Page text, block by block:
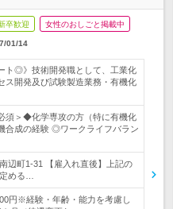
卒歓迎 女性のおしごと掲載中
01/14
ト◎》技術開発職として、工業化
ス開発及び試験製造業務・有機化
須＞◆化学専攻の方（特に有機化
合成の経験 ◎ワークライフバラン
辺町1-31 【雇入れ直後】上記の
める…
円※経験・年齢・能力を考慮し